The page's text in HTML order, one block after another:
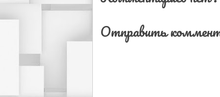
Отправить